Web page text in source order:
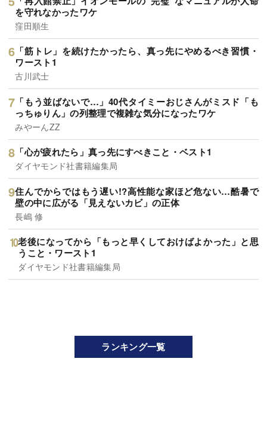
を守れなかったワケ
窪田順生
「筋トレ」を続けたかったら、真っ先にやめるべき習慣・
ワースト1
古川武士
「もう並ばないで…」40代タイミーおじさんがミスド「も
っちゅりん」の列整理で複雑な気分になったワケ
みやーんZZ
「心が疲れたら」真っ先にすべきこと・ベスト1
ダイヤモンド社書籍編集局
住んでからではもう遅い!?高性能な家ほど危ない…酷暑で
壁の中に広がる「見えないカビ」の正体
長嶋 修
老後になってから「もっと早くしておけばよかった」と思
うこと・ワースト1
ダイヤモンド社書籍編集局
ランキング一覧